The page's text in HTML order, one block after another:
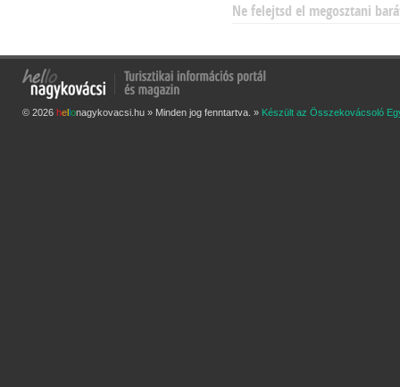
Ne felejtsd el megosztani
© 2026 hellonagykovacsi.hu » Minden jog fenntartva. » Készült az Összekovácsoló